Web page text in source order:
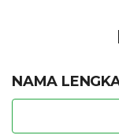
NAMA